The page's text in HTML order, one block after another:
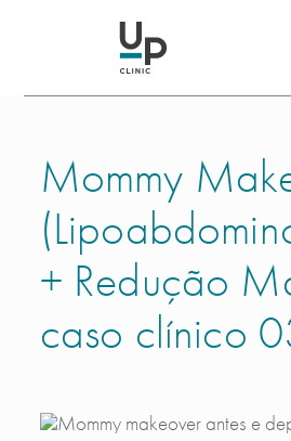
Mommy
+ Redução
caso clínico